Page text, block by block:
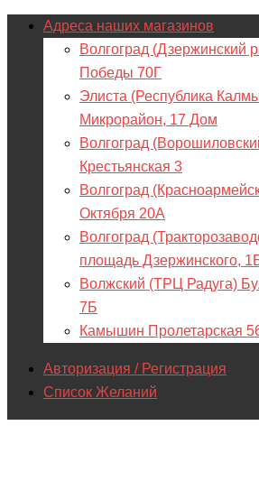
Адреса наших магазинов
Волгоград (Дзержинский
Победы 70Г
Элиста (Республика
Микрорайон, 17 Дом
Волгоград
Крестьянская 3
Волгоград
Октября 20А
Волгоград
площадь Дзержинского,
Волжский (ТРЦ Радуга)
7Б
Камышин Пролетарская
Авторизация / Регистрация
Список Желаний